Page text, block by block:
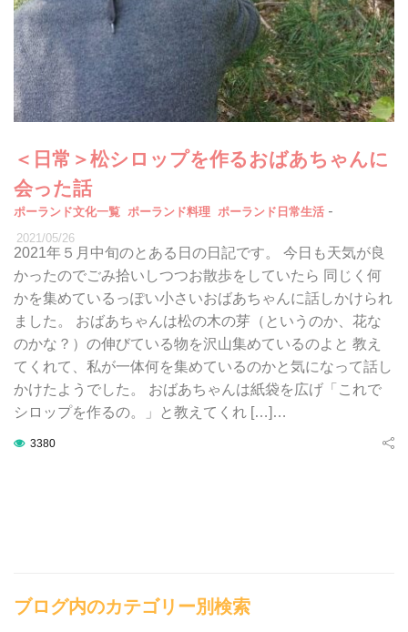
＜日常＞松シロップを作るおばあちゃんに
会った話
ポーランド文化一覧 ポーランド料理 ポーランド日常生活 -
2021/05/26
2021年５月中旬のとある日の日記です。 今日も天気が良
かったのでごみ拾いしつつお散歩をしていたら 同じく何
かを集めているっぽい小さいおばあちゃんに話しかけられ
ました。 おばあちゃんは松の木の芽（というのか、花な
のかな？）の伸びている物を沢山集めているのよと 教え
てくれて、私が一体何を集めているのかと気になって話し
かけたようでした。 おばあちゃんは紙袋を広げ「これで
シロップを作るの。」と教えてくれ […]…
3380
ブログ内のカテゴリー別検索